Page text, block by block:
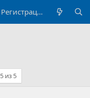
Регистрация
5 из 5